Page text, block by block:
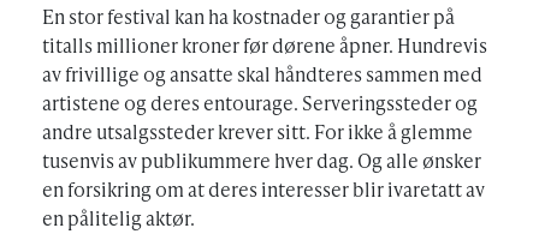
En stor festival kan ha kostnader og garantier på
titalls millioner kroner før dørene åpner. Hundrevis
av frivillige og ansatte skal håndteres sammen med
artistene og deres entourage. Serveringssteder og
andre utsalgssteder krever sitt. For ikke å glemme
tusenvis av publikummere hver dag. Og alle ønsker
en forsikring om at deres interesser blir ivaretatt av
en pålitelig aktør.